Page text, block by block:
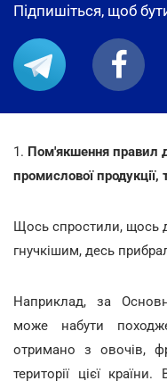
Підпишіться, щоб
1. Пом'якшення правил
промислової
Щось спростили, щось
гнучкішим, десь
Наприклад, за
може набути
отримано з овочів,
території цієї